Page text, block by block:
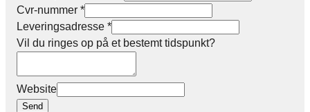
Cvr-nummer *
Leveringsadresse *
Vil du ringes op på et bestemt tidspunkt?
Website
Send